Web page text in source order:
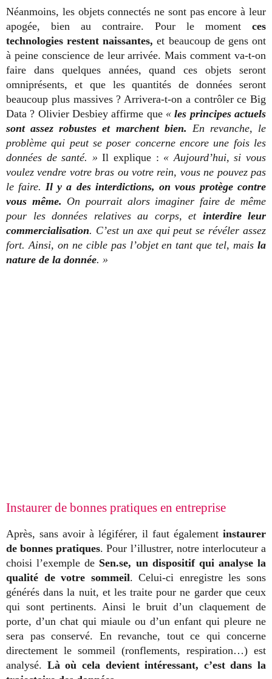
Néanmoins, les objets connectés ne sont pas encore à leur
apogée, bien au contraire. Pour le moment ces
technologies restent naissantes, et beaucoup de gens ont
à peine conscience de leur arrivée. Mais comment va-t-on
faire dans quelques années, quand ces objets seront
omniprésents, et que les quantités de données seront
beaucoup plus massives ? Arrivera-t-on a contrôler ce Big
Data ? Olivier Desbiey affirme que «les principes actuels
sont assez robustes et marchent bien. En revanche, le
problème qui peut se poser concerne encore une fois les
données de santé. » Il explique : « Aujourd’hui, si vous
voulez vendre votre bras ou votre rein, vous ne pouvez pas
le faire. Il y a des interdictions, on vous protège contre
vous même. On pourrait alors imaginer faire de même
pour les données relatives au corps, et interdire leur
commercialisation. C’est un axe qui peut se révéler assez
fort. Ainsi, on ne cible pas l’objet en tant que tel, mais la
nature de la donnée. »
Instaurer de bonnes pratiques en entreprise
Après, sans avoir à légiférer, il faut également instaurer
de bonnes pratiques. Pour l’illustrer, notre interlocuteur a
choisi l’exemple de Sen.se, un dispositif qui analyse la
qualité de votre sommeil. Celui-ci enregistre les sons
générés dans la nuit, et les traite pour ne garder que ceux
qui sont pertinents. Ainsi le bruit d’un claquement de
porte, d’un chat qui miaule ou d’un enfant qui pleure ne
sera pas conservé. En revanche, tout ce qui concerne
directement le sommeil (ronflements, respiration…) est
analysé. Là où cela devient intéressant, c’est dans la